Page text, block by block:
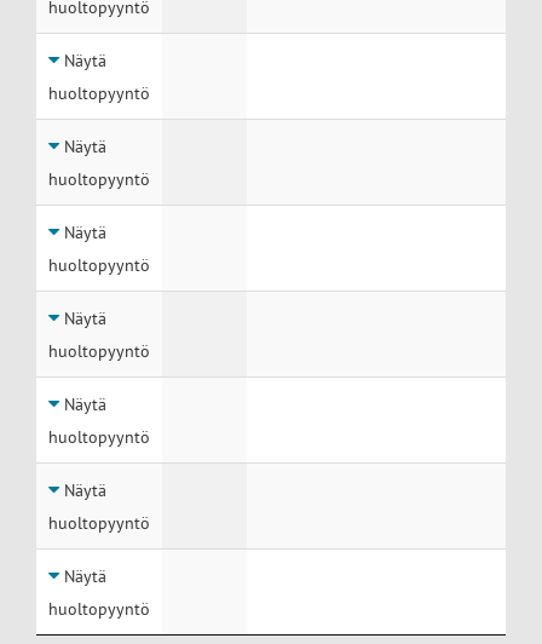
huoltopyyntö
Näytä
huoltopyyntö
Näytä
huoltopyyntö
Näytä
huoltopyyntö
Näytä
huoltopyyntö
Näytä
huoltopyyntö
Näytä
huoltopyyntö
Näytä
huoltopyyntö